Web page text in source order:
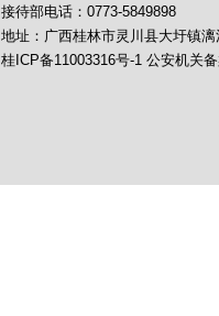
接待部电话：0773-5849898
地址：广西桂林市灵川县大圩镇漓
桂ICP备11003316号-1 公安机关